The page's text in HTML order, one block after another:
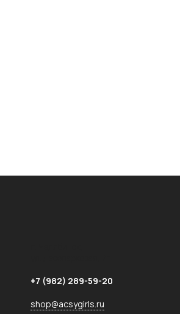
+7 (982) 289-59-20
shop@acsygirls.ru